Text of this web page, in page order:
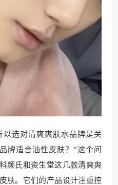
选对清爽爽肤水品牌是关
牌适合油性皮肤？”这个问
颜氏和资生堂这几款清爽爽
肤。它们的产品设计注重控